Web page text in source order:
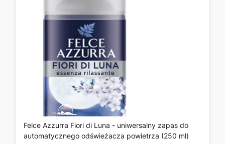
Felce Azzurra Fiori di Luna - uniwersalny zapas do
automatycznego odświeżacza powietrza (250 ml)